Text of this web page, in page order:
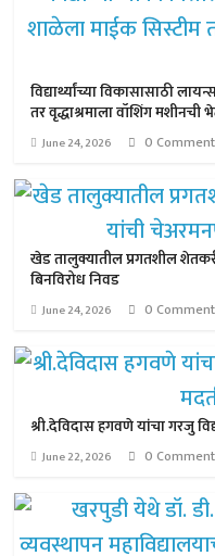
विद्यार्थ्यांच्या विकासासाठी
तर वृद्धाश्रमाला वॉशिंग मशीनची
June 24, 2026 0
खेड तालुक्यातील प्रगतशील
बिनविरोध निवड
June 24, 2026 0
श्री.देविदास हगवणे यांचा गरजु
June 22, 2026 0